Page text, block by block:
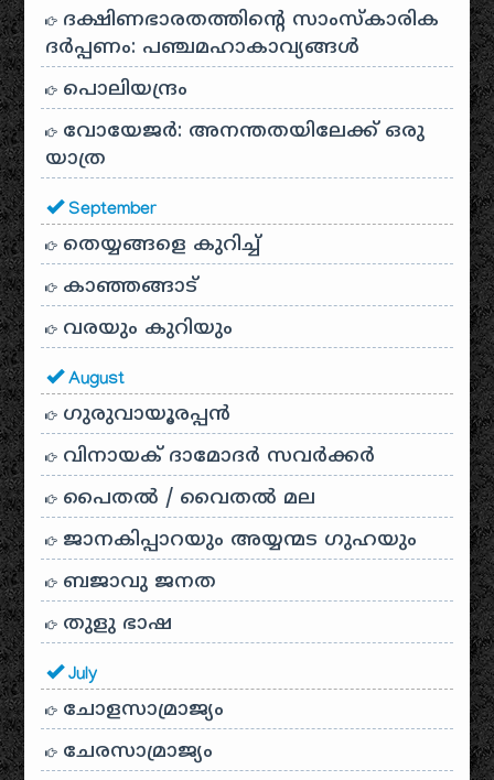
ദക്ഷിണഭാരതത്തിൻ്റെ സാംസ്കാരിക
ദർപ്പണം: പഞ്ചമഹാകാവ്യങ്ങൾ
പൊലിയന്ദ്രം
വോയേജർ: അനന്തതയിലേക്ക് ഒരു
യാത്ര
September
തെയ്യങ്ങളെ കുറിച്ച്
കാഞ്ഞങ്ങാട്
വരയും കുറിയും
August
ഗുരുവായൂരപ്പൻ
വിനായക് ദാമോദർ സവർക്കർ
പൈതൽ / വൈതൽ മല
ജാനകിപ്പാറയും അയ്യന്മട ഗുഹയും
ബജാവു ജനത
തുളു ഭാഷ
July
ചോളസാമ്രാജ്യം
ചേരസാമ്രാജ്യം